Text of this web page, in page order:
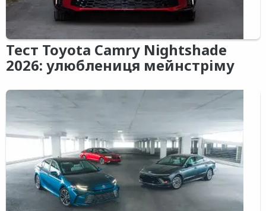
Тест Toyota Camry Nightshade
2026: улюблениця мейнстріму